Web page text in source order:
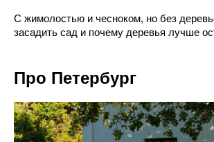
С жимолостью и чесноком, но без
засадить сад и почему деревья лучше
Про Петербург